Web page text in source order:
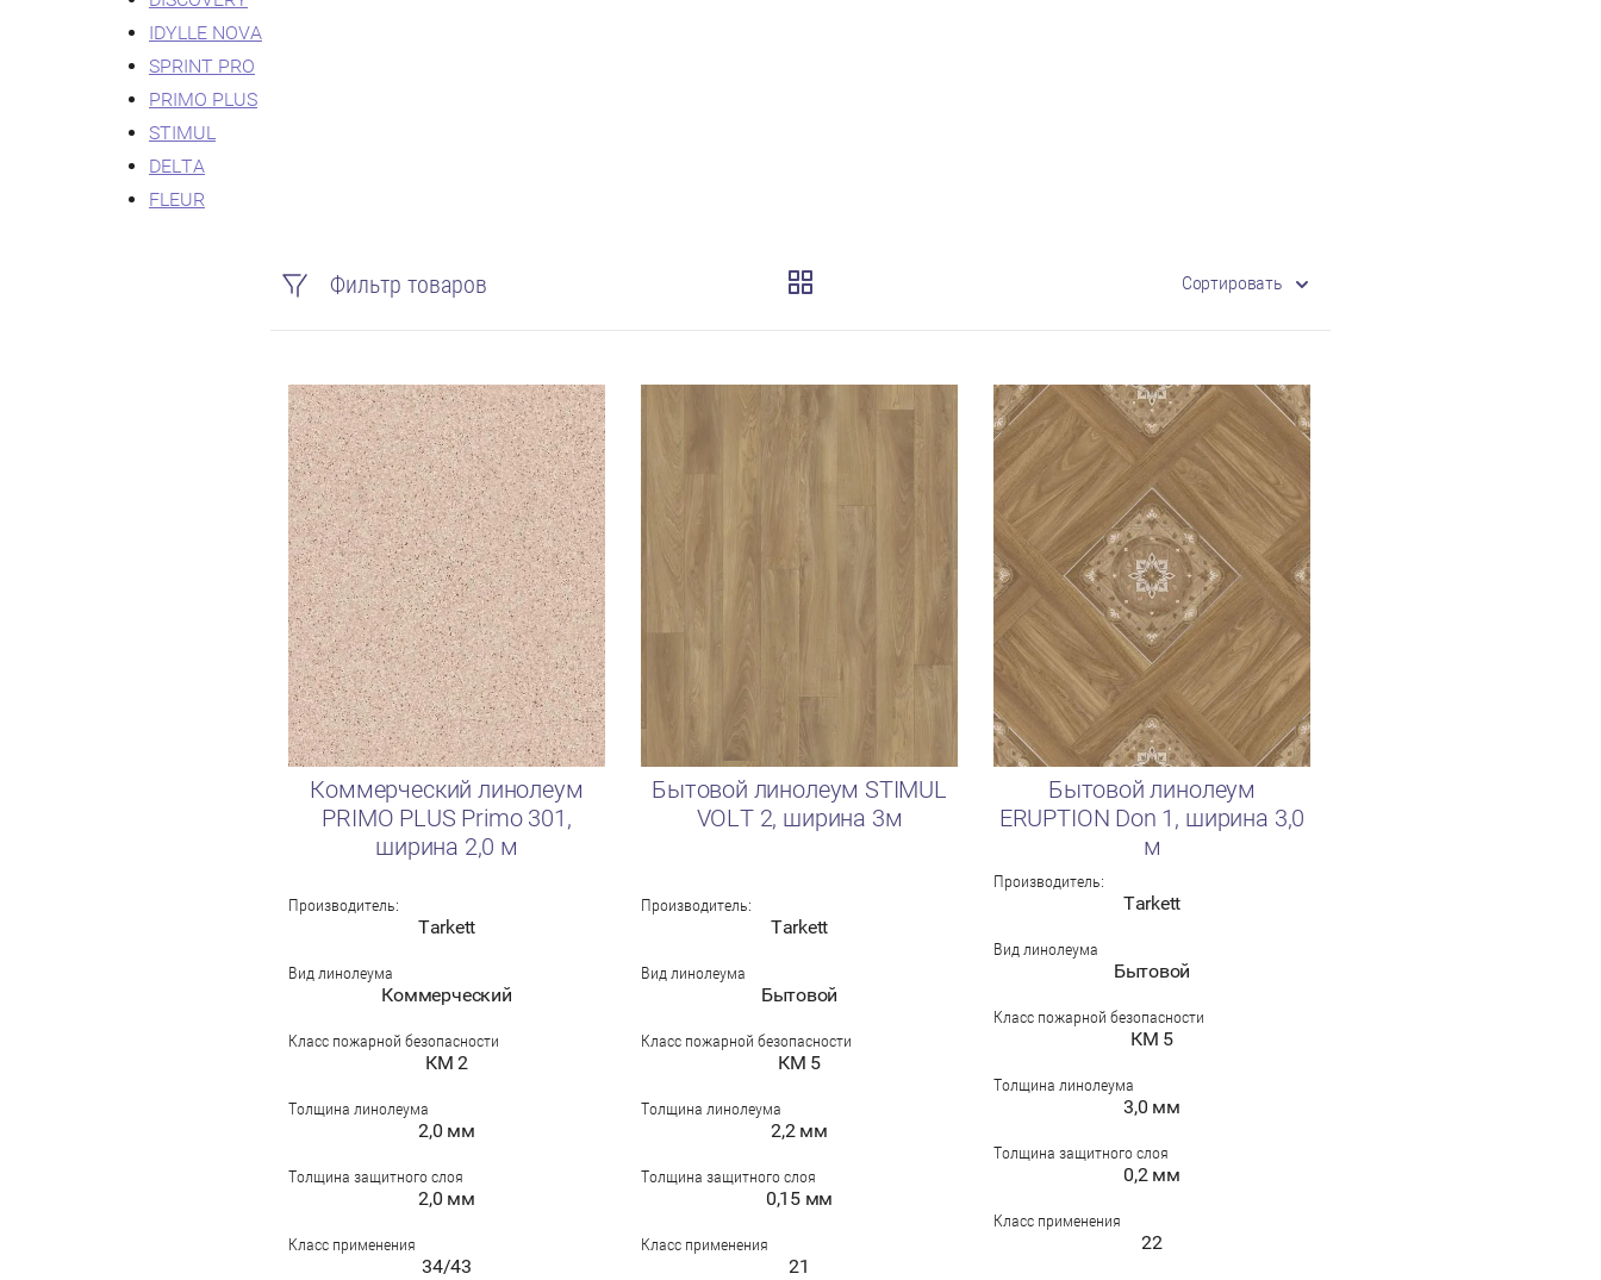
IDYLLE NOVA
SPRINT PRO
PRIMO PLUS
STIMUL
DELTA
FLEUR
Фильтр товаров Сортировать
Коммерческий линолеум
PRIMO PLUS Primo 301,
ширина 2,0 м
Производитель:
Tarkett
Вид линолеума
Коммерческий
Класс пожарной безопасности
КМ 2
Толщина линолеума
2,0 мм
Толщина защитного слоя
2,0 мм
Класс применения
34/43
Бытовой линолеум STIMUL
VOLT 2, ширина 3м
Производитель:
Tarkett
Вид линолеума
Бытовой
Класс пожарной безопасности
КМ 5
Толщина линолеума
2,2 мм
Толщина защитного слоя
0,15 мм
Класс применения
21
Бытовой линолеум
ERUPTION Don 1, ширина 3,0
м
Производитель:
Tarkett
Вид линолеума
Бытовой
Класс пожарной безопасности
КМ 5
Толщина линолеума
3,0 мм
Толщина защитного слоя
0,2 мм
Класс применения
22